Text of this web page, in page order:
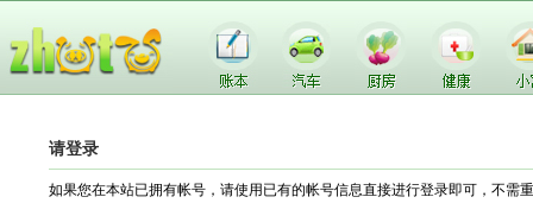
请登录
如果您在本站已拥有帐号，请使用已有的帐号信息直接进行登录即可，不需